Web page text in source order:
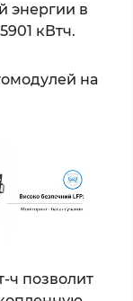
энергии в
кВтч.
на
ч позволит